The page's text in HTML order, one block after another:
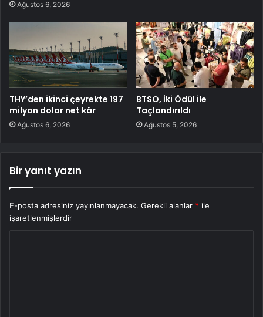
Ağustos 6, 2026
THY’den ikinci çeyrekte 197
milyon dolar net kâr
Ağustos 6, 2026
BTSO, İki Ödül ile
Taçlandırıldı
Ağustos 5, 2026
Bir yanıt yazın
E-posta adresiniz yayınlanmayacak. Gerekli alanlar * ile
işaretlenmişlerdir